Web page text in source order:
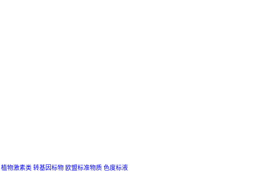
植物激素类 转基因标物 欧盟标准物质 色度标液